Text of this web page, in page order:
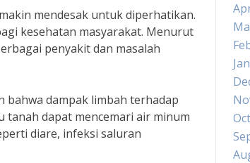
mendesak untuk diperhatikan.
kesehatan masyarakat. Menurut
penyakit dan masalah
bahwa dampak limbah terhadap
tanah dapat mencemari air minum
diare, infeksi saluran